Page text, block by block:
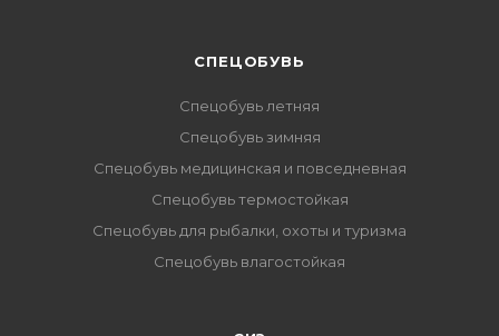
CПЕЦОБУВЬ
Спецобувь летняя
Спецобувь зимняя
Спецобувь медицинская и повседневная
Спецобувь термостойкая
Спецобувь для рыбалки, охоты и туризма
Спецобувь влагостойкая